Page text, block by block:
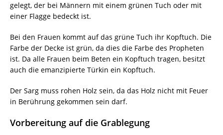
gelegt, der bei Männern mit einem grünen Tuch oder mit
einer Flagge bedeckt ist.
Bei den Frauen kommt auf das grüne Tuch ihr Kopftuch. Die
Farbe der Decke ist grün, da dies die Farbe des Propheten
ist. Da alle Frauen beim Beten ein Kopftuch tragen, besitzt
auch die emanzipierte Türkin ein Kopftuch.
Der Sarg muss rohen Holz sein, da das Holz nicht mit Feuer
in Berührung gekommen sein darf.
Vorbereitung auf die Grablegung